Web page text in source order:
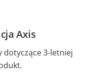
Axis
dotyczące 3-letniej